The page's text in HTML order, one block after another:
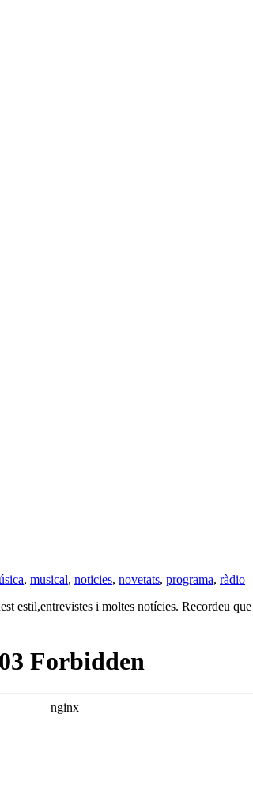
, musical, noticies, novetats, programa, ràdio
estil,entrevistes i moltes notícies. Recordeu